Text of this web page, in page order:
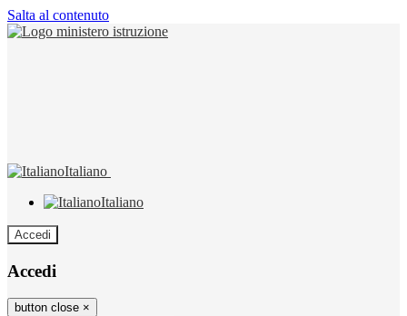
Salta al contenuto
Italiano
Italiano
Accedi
Accedi
button close ×